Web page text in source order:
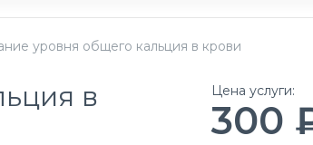
уровня общего кальция в крови
в
Цена услуги:
300